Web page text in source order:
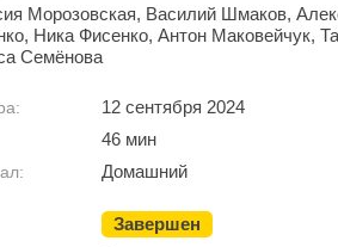
Морозовская, Василий Шмаков,
Ника Фисенко, Антон Маковейчук,
Семёнова
12 сентября 2024
46 мин
Домашний
Завершен